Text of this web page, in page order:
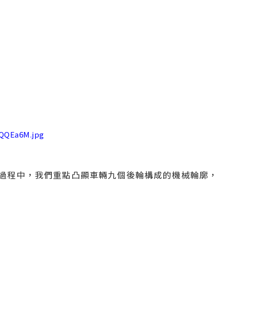
中，我們重點凸顯車輛九個後輪構成的機械輪廓，